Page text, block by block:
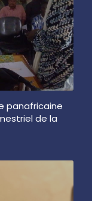
panafricaine
de la